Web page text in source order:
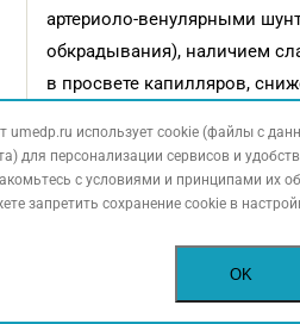
артериоло-венулярными
обкрадывания), наличием
в просвете капилляров,
изменением мелких сосудов.
При проведении
umedp.ru использует cookie (файлы с
для персонализации сервисов и
с условиями и принципами их
запретить сохранение cookie в
OK